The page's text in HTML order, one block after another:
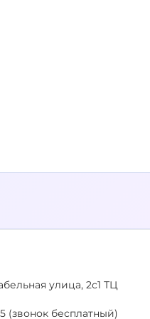
улица, 2с1 ТЦ
(звонок бесплатный)